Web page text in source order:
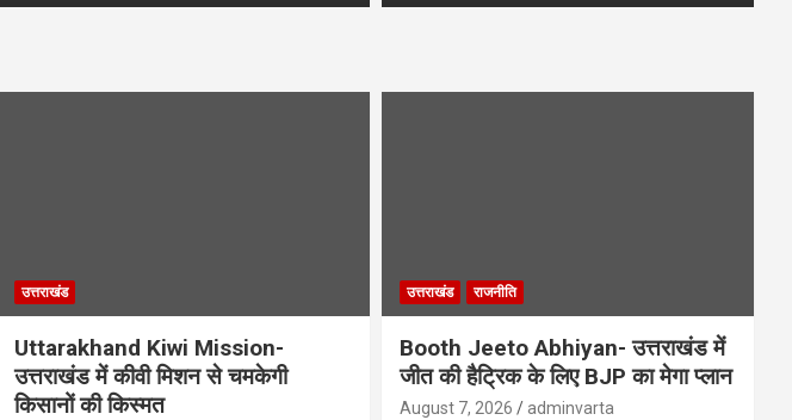
उत्तराखंड
Uttarakhand Kiwi Mission-
उत्तराखंड में कीवी मिशन से चमकेगी
किसानों की किस्मत
उत्तराखंड राजनीति
Booth Jeeto Abhiyan- उत्तराखंड में
जीत की हैट्रिक के लिए BJP का मेगा प्लान
August 7, 2026 adminvarta